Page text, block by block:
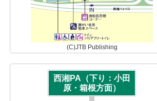
(C)JTB Publishing
西湘PA（下り：小田
原・箱根方面）